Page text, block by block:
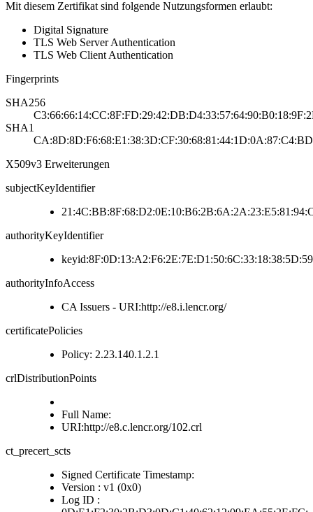
Mit diesem Zertifikat sind folgende Nutzungsformen erlaubt:
Digital Signature
TLS Web Server Authentication
TLS Web Client Authentication
Fingerprints
SHA256
SHA1
X509v3 Erweiterungen
subjectKeyIdentifier
authorityKeyIdentifier
authorityInfoAccess
CA Issuers - URI:http://e8.i.lencr.org/
certificatePolicies
Policy: 2.23.140.1.2.1
crlDistributionPoints
Full Name:
URI:http://e8.c.lencr.org/102.crl
ct_precert_scts
Signed Certificate Timestamp:
Version : v1 (0x0)
Log ID :